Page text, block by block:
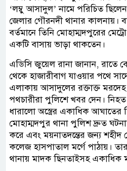
‘লম্বু আসাদুল’ নামে পরিচিত
জেলার গৌরনদী থানার কালনায়।
বর্তমানে তিনি মোহাম্মদপুরের
একটি বাসায় ভাড়া থাকতেন।
এডিসি জুয়েল রানা জানান, রাতে
থেকে হাজারীবাগ যাওয়ার পথে
এলাকায় আসাদুলের রক্তাক্ত
পথচারীরা পুলিশে খবর দেন।
ধারালো অস্ত্রের একাধিক আঘাতের
মোহাম্মদপুর থানা পুলিশ দ্রুত
করে এবং ময়নাতদন্তের জন্য শহীদ
কলেজ হাসপাতাল মর্গে পাঠায়।
থানায় মাদক ছিনতাইসহ একাধিক